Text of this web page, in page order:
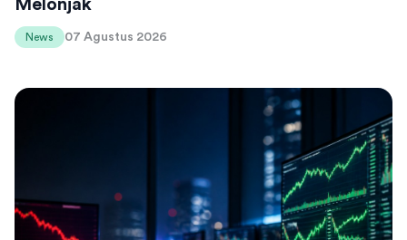
Melonjak
News 07 Agustus 2026